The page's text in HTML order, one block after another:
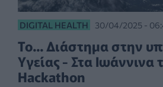
DIGITAL HEALTH 30/04/2025 -
Το... Διάστημα στην
Υγείας - Στα Ιωάννινα
Hackathon